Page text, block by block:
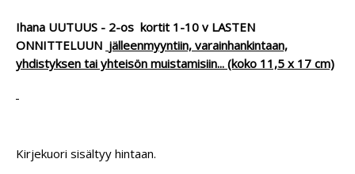
Ihana UUTUUS - 2-os kortit 1-10 v LASTEN
ONNITTELUUN jälleenmyyntiin, varainhankintaan,
yhdistyksen tai yhteisön muistamisiin... (koko 11,5 x 17 cm)
Kirjekuori sisältyy hintaan.